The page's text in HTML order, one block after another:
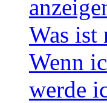
Was ist
Wenn
werde